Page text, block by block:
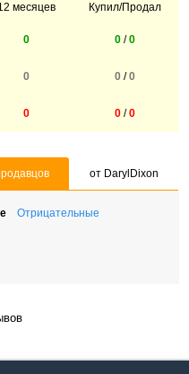
месяцев Купил/Продал
0 0/0
0 0/0
0 0/0
от DarylDixon
Отрицательные